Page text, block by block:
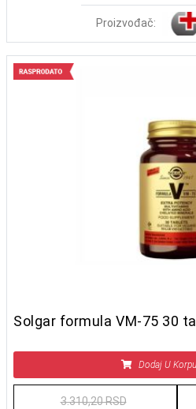
Proizvođač:
Solgar formula VM-75 30
Dodaj U Korpu
3.310,20 RSD